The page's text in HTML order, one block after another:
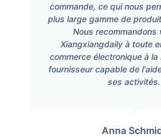
commande, ce qui nous
plus large gamme de
Nous recommandons
Xiangxiangdaily à toute
commerce électronique à
fournisseur capable de
ses activités.
Anna